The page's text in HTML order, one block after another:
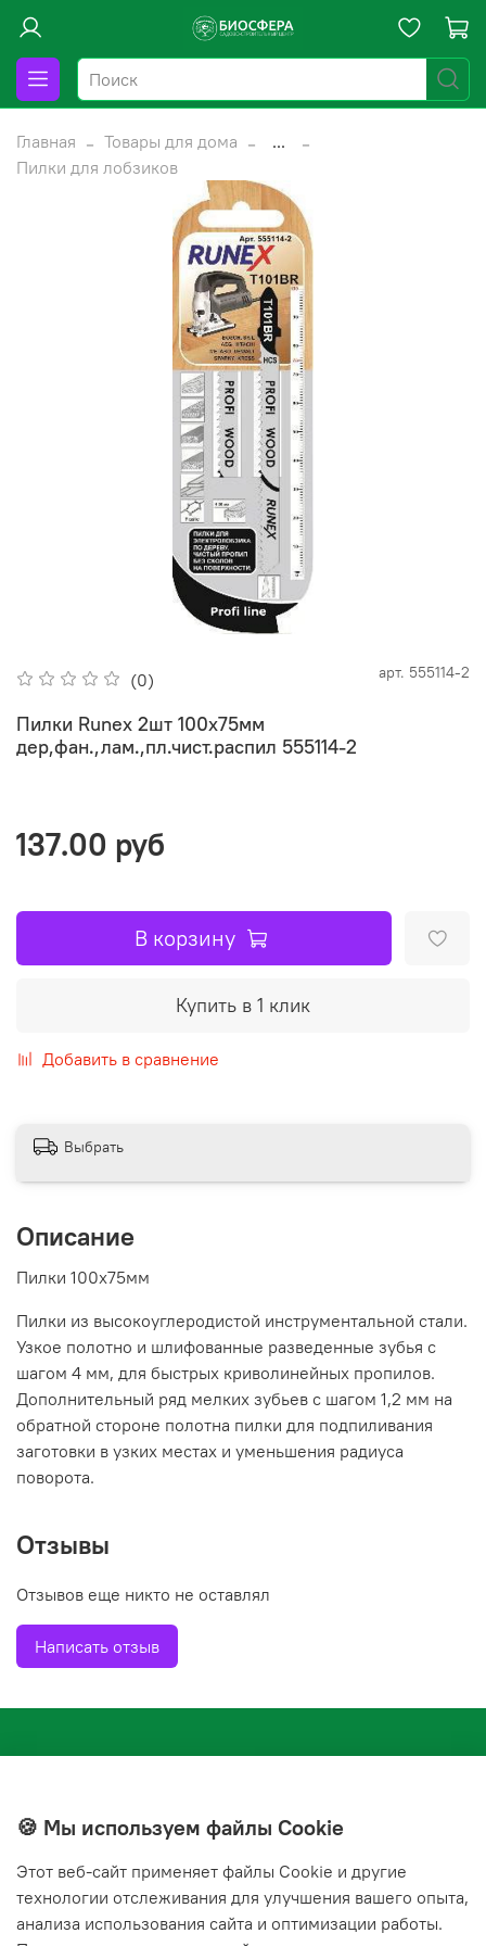
Главная Товары для дома
...
Пилки для лобзиков
(0) арт. 555114-2
Пилки Runex 2шт 100x75мм
дер,фан.,лам.,пл.чист.распил 555114-2
137.00 руб
В корзину
Купить в 1 клик
Добавить в сравнение
Выбрать
Описание
Пилки 100x75мм
Пилки из высокоуглеродистой инструментальной стали.
Узкое полотно и шлифованные разведенные зубья с
шагом 4 мм, для быстрых криволинейных пропилов.
Дополнительный ряд мелких зубьев с шагом 1,2 мм на
обратной стороне полотна пилки для подпиливания
заготовки в узких местах и уменьшения радиуса
поворота.
Отзывы
Отзывов еще никто не оставлял
Написать отзыв
+7(843) 210-20-24
🍪 Мы используем файлы Cookie
Этот веб‑сайт применяет файлы Cookie и другие
технологии отслеживания для улучшения вашего опыта,
анализа использования сайта и оптимизации работы.